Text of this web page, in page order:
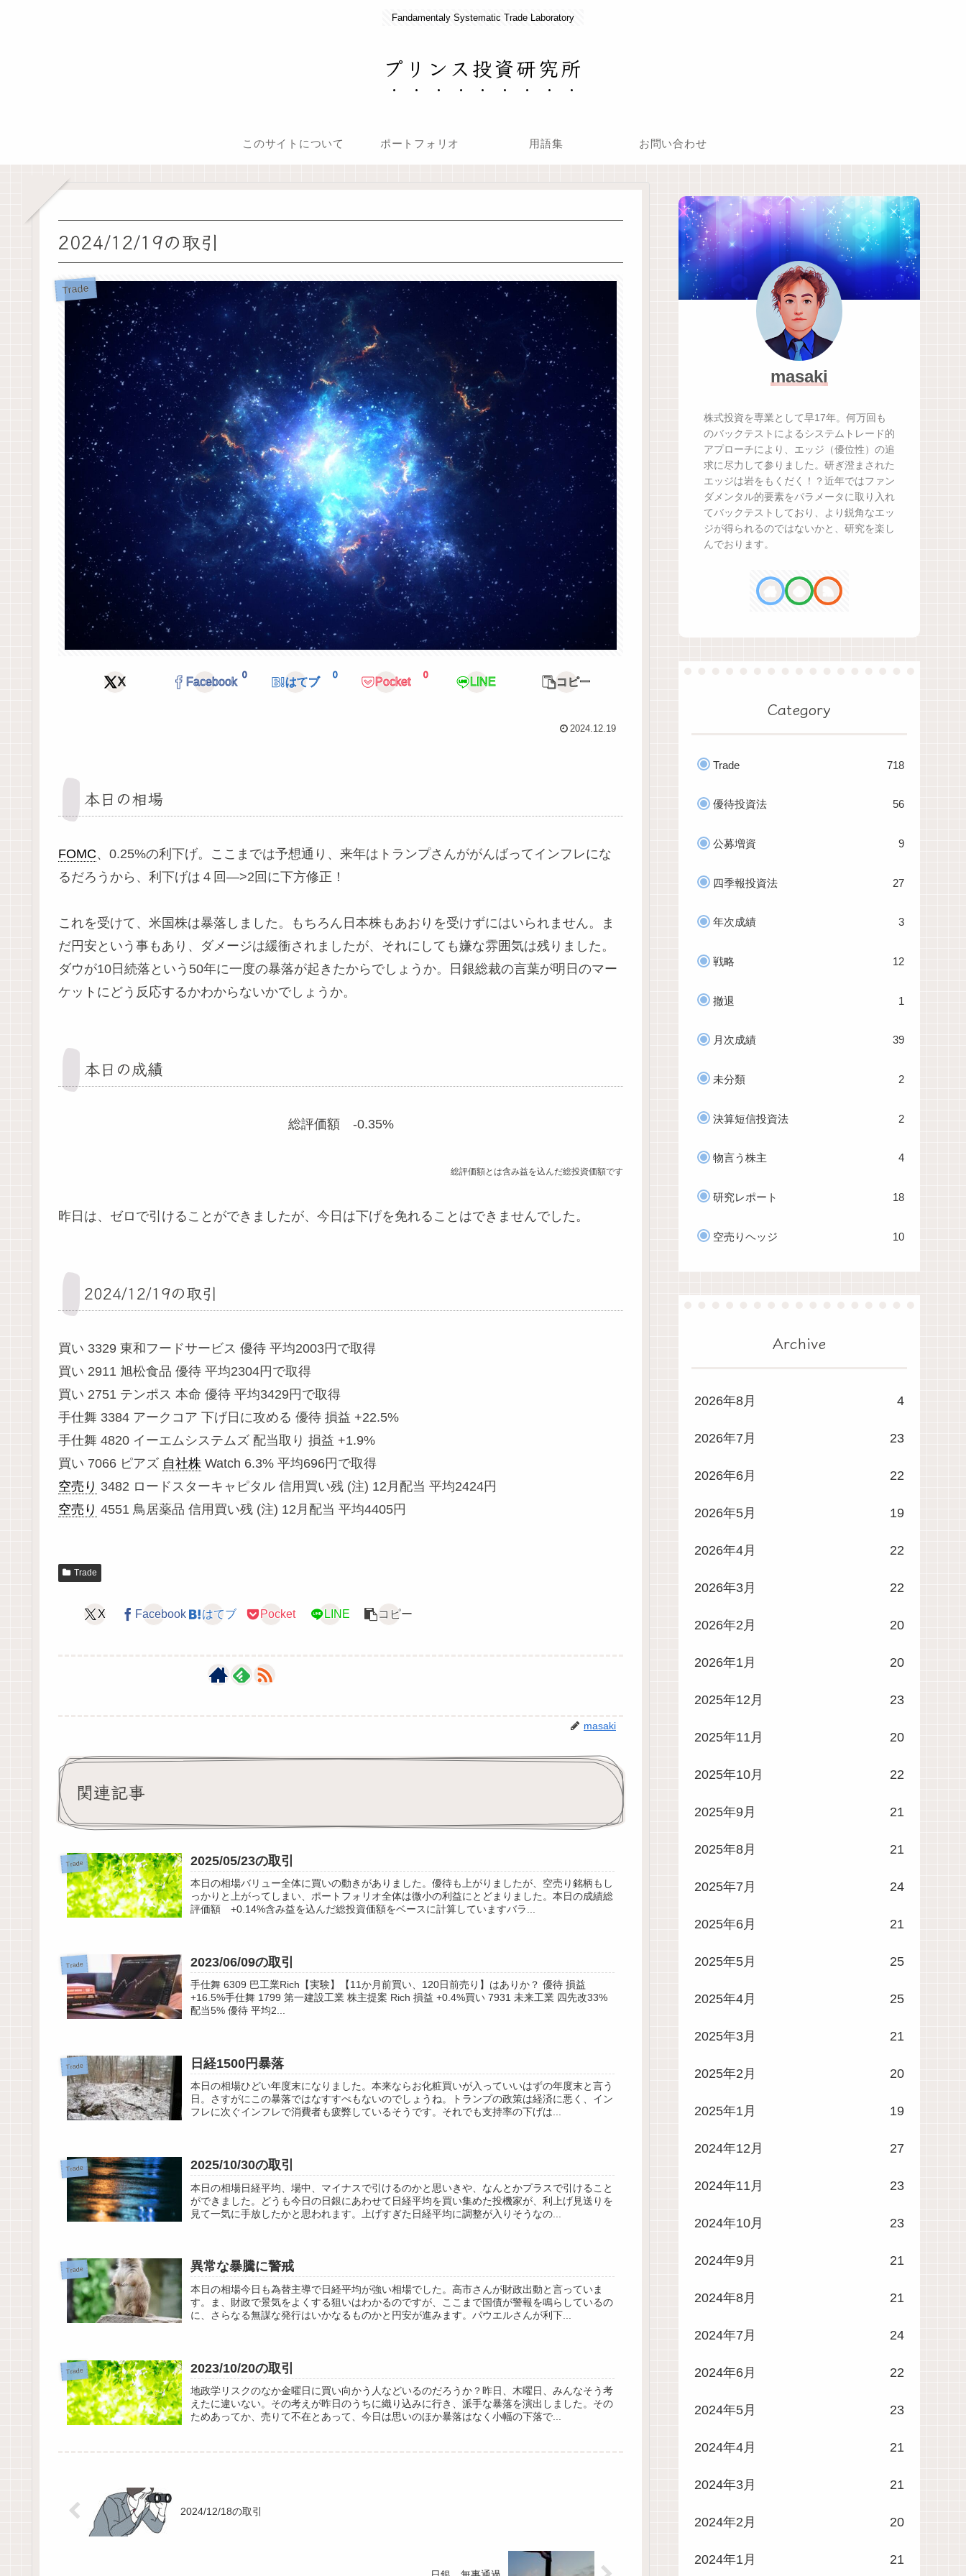
Fandamentaly Systematic Trade Laboratory
プリンス投資研究所
このサイトについて ポートフォリオ 用語集 お問い合わせ
2024/12/19の取引
Trade
X Facebook
0
はてブ
0
Pocket
0
LINE コピー
2024.12.19
本日の相場
FOMC、0.25%の利下げ。ここまでは予想通り、来年はトランプさんががんばってインフレにな
るだろうから、利下げは４回—>2回に下方修正！
これを受けて、米国株は暴落しました。もちろん日本株もあおりを受けずにはいられません。ま
だ円安という事もあり、ダメージは緩衝されましたが、それにしても嫌な雰囲気は残りました。
ダウが10日続落という50年に一度の暴落が起きたからでしょうか。日銀総裁の言葉が明日のマー
ケットにどう反応するかわからないかでしょうか。
本日の成績
総評価額 -0.35%
総評価額とは含み益を込んだ総投資価額です
昨日は、ゼロで引けることができましたが、今日は下げを免れることはできませんでした。
2024/12/19の取引
買い 3329 東和フードサービス 優待 平均2003円で取得
買い 2911 旭松食品 優待 平均2304円で取得
買い 2751 テンポス 本命 優待 平均3429円で取得
手仕舞 3384 アークコア 下げ日に攻める 優待 損益 +22.5%
手仕舞 4820 イーエムシステムズ 配当取り 損益 +1.9%
買い 7066 ピアズ 自社株 Watch 6.3% 平均696円で取得
空売り 3482 ロードスターキャピタル 信用買い残 (注) 12月配当 平均2424円
空売り 4551 鳥居薬品 信用買い残 (注) 12月配当 平均4405円
Trade
X Facebook はてブ Pocket LINE コピー
masaki
関連記事
Trade 2025/05/23の取引
本日の相場バリュー全体に買いの動きがありました。優待も上がりましたが、空売り銘柄もし
っかりと上がってしまい、ポートフォリオ全体は微小の利益にとどまりました。本日の成績総
評価額 +0.14%含み益を込んだ総投資価額をベースに計算していますバラ...
Trade 2023/06/09の取引
手仕舞 6309 巴工業Rich【実験】【11か月前買い、120日前売り】はありか？ 優待 損益
+16.5%手仕舞 1799 第一建設工業 株主提案 Rich 損益 +0.4%買い 7931 未来工業 四先改33%
配当5% 優待 平均2...
Trade 日経1500円暴落
本日の相場ひどい年度末になりました。本来ならお化粧買いが入っていいはずの年度末と言う
日。さすがにこの暴落ではなすすべもないのでしょうね。トランプの政策は経済に悪く、イン
フレに次ぐインフレで消費者も疲弊しているそうです。それでも支持率の下げは...
Trade 2025/10/30の取引
本日の相場日経平均、場中、マイナスで引けるのかと思いきや、なんとかプラスで引けること
ができました。どうも今日の日銀にあわせて日経平均を買い集めた投機家が、利上げ見送りを
見て一気に手放したかと思われます。上げすぎた日経平均に調整が入りそうなの...
Trade 異常な暴騰に警戒
本日の相場今日も為替主導で日経平均が強い相場でした。高市さんが財政出動と言っていま
す。ま、財政で景気をよくする狙いはわかるのですが、ここまで国債が警報を鳴らしているの
に、さらなる無謀な発行はいかなるものかと円安が進みます。パウエルさんが利下...
Trade 2023/10/20の取引
地政学リスクのなか金曜日に買い向かう人などいるのだろうか？昨日、木曜日、みんなそう考
えたに違いない。その考えが昨日のうちに織り込みに行き、派手な暴落を演出しました。その
ためあってか、売りて不在とあって、今日は思いのほか暴落はなく小幅の下落で...
2024/12/18の取引
masaki
株式投資を専業として早17年。何万回も
のバックテストによるシステムトレード的
アプローチにより、エッジ（優位性）の追
求に尽力して参りました。研ぎ澄まされた
エッジは岩をもくだく！？近年ではファン
ダメンタル的要素をパラメータに取り入れ
てバックテストしており、より鋭角なエッ
ジが得られるのではないかと、研究を楽し
んでおります。
Category
Trade 718
優待投資法 56
公募増資 9
四季報投資法 27
年次成績 3
戦略 12
撤退 1
月次成績 39
未分類 2
決算短信投資法 2
物言う株主 4
研究レポート 18
空売りヘッジ 10
Archive
2026年8月 4
2026年7月 23
2026年6月 22
2026年5月 19
2026年4月 22
2026年3月 22
2026年2月 20
2026年1月 20
2025年12月 23
2025年11月 20
2025年10月 22
2025年9月 21
2025年8月 21
2025年7月 24
2025年6月 21
2025年5月 25
2025年4月 25
2025年3月 21
2025年2月 20
2025年1月 19
2024年12月 27
2024年11月 23
2024年10月 23
2024年9月 21
2024年8月 21
2024年7月 24
2024年6月 22
2024年5月 23
2024年4月 21
2024年3月 21
2024年2月 20
2024年1月 21